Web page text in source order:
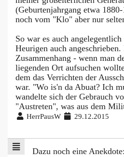
(Geburtenjahrgang etwa
noch vom "Klo" aber nur
So war es auch
Heurigen auch
Zusammenhang - wenn man
liegenden Ort aufsuchen
dem das Verrichten der
war. "Wo is'n da Abuat? Ich
wandelte sich der Gebrauch
"Austreten", was aus dem
HerrPausW 29.12.2015
Dazu noch eine Anekdote: